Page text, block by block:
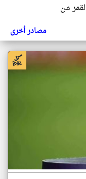
من
مصادر أخرى